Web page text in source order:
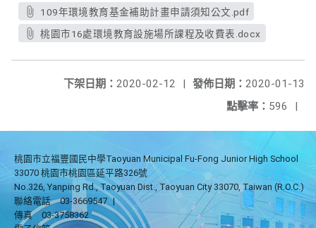
109年環境教育基金補助計畫申請須知公文.pdf
桃園市16處環境教育設施場所課程及收費表.docx
發佈日期： 2020-01-13
下架日期： 2020-02-12
|
點擊率： 596 |
桃園市立福豐國民中學Taoyuan Municipal Fu-Fong Junior High School
33070 桃園市桃園區延平路326號
No.326, Yanping Rd., Taoyuan Dist., Taoyuan City 33070, Taiwan (R.O.C.)
聯絡電話
03-3669547 |
傳真
03-3758362